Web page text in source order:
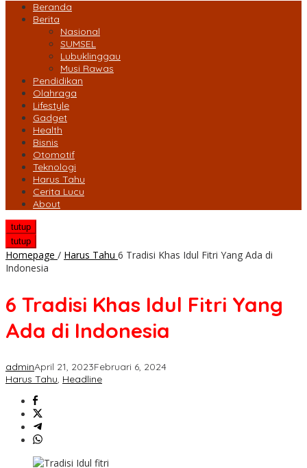
Beranda
Berita
Nasional
SUMSEL
Lubuklinggau
Musi Rawas
Pendidikan
Olahraga
Lifestyle
Gadget
Health
Bisnis
Otomotif
Teknologi
Harus Tahu
Cerita Lucu
About
tutup
tutup
Homepage / Harus Tahu 6 Tradisi Khas Idul Fitri Yang Ada di
Indonesia
6 Tradisi Khas Idul Fitri Yang
Ada di Indonesia
adminApril 21, 2023Februari 6, 2024
Harus Tahu, Headline